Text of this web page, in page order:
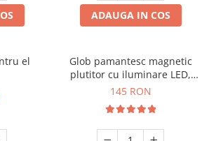
ADAUGA IN COS
el
Glob pamantesc magnetic
plutitor cu iluminare LED,
Forma C
145 RON